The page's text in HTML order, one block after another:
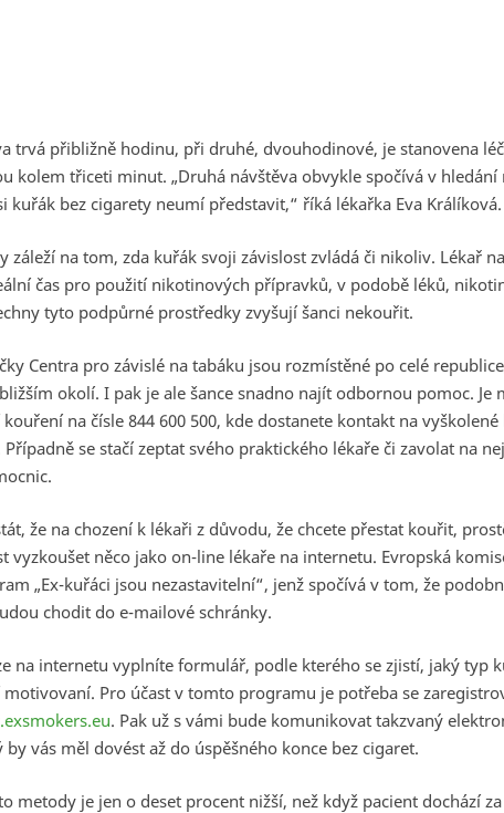
trvá přibližně hodinu, při druhé, dvouhodinové, je stanovena
kolem třiceti minut. „Druhá návštěva obvykle spočívá v
kuřák bez cigarety neumí představit,“ říká lékařka Eva Králíková.
záleží na tom, zda kuřák svoji závislost zvládá či nikoliv. Lékař
čas pro použití nikotinových přípravků, v podobě léků,
tyto podpůrné prostředky zvyšují šanci nekouřit.
Centra pro závislé na tabáku jsou rozmístěné po celé
okolí. I pak je ale šance snadno najít odbornou pomoc. Je
na čísle 844 600 500, kde dostanete kontakt na
se stačí zeptat svého praktického lékaře či zavolat na
že na chození k lékaři z důvodu, že chcete přestat kouřit,
vyzkoušet něco jako on-line lékaře na internetu. Evropská
„Ex-kuřáci jsou nezastavitelní“, jenž spočívá v tom, že
chodit do e-mailové schránky.
na internetu vyplníte formulář, podle kterého se zjistí, jaký typ
Pro účast v tomto programu je potřeba se
. Pak už s vámi bude komunikovat takzvaný
by vás měl dovést až do úspěšného konce bez cigaret.
metody je jen o deset procent nižší, než když pacient dochází